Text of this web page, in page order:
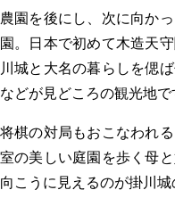
農園を後にし、次に向か
園。日本で初めて木造天
川城と大名の暮らしを偲
などが見どころの観光地で
将棋の対局もおこなわれ
室の美しい庭園を歩く母と
向こうに見えるのが掛川城